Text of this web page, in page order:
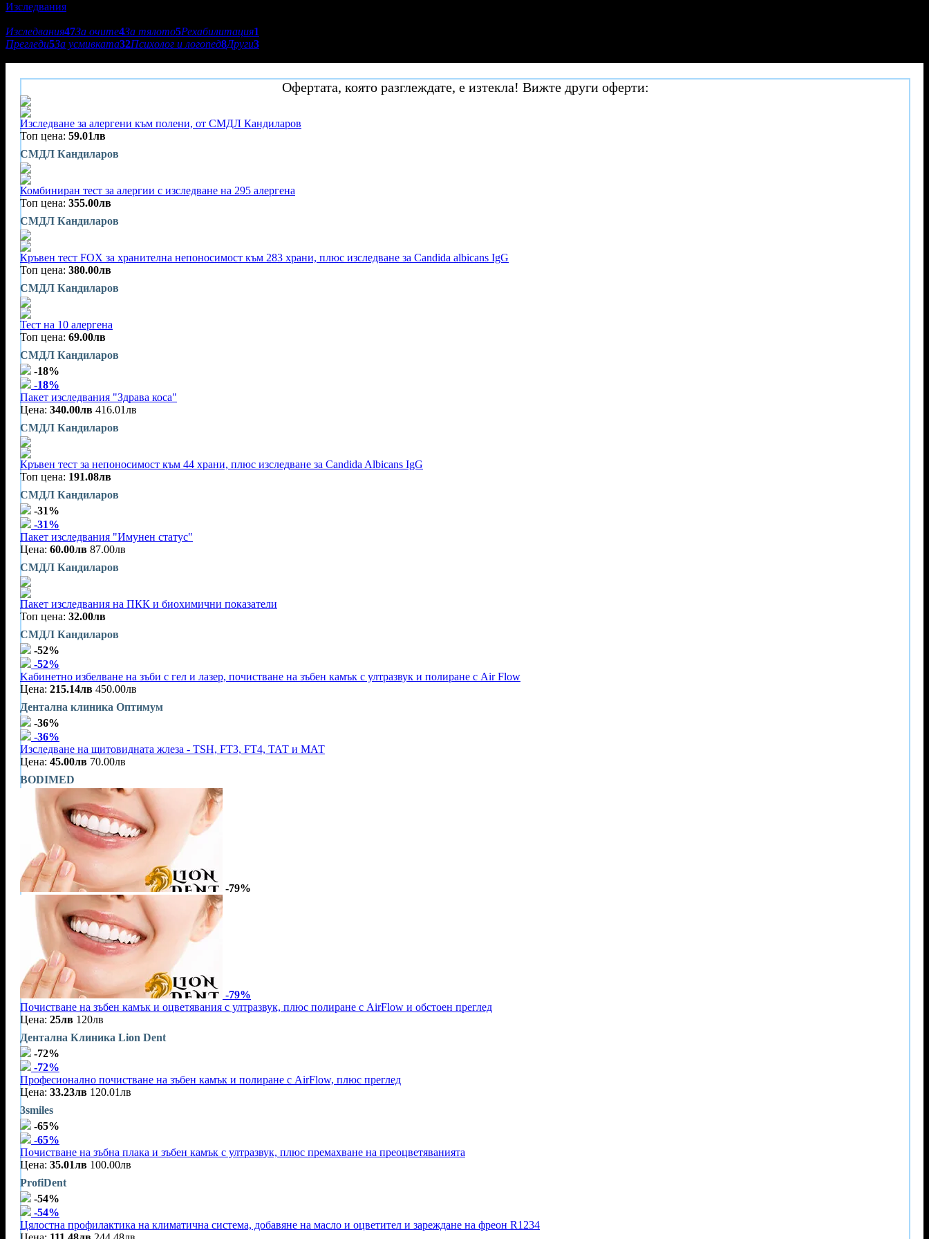
Изследвания
Изследвания47За очите4За тялото5Рехабилитация1
Прегледи5За усмивката32Психолог и логопед8Други3
Офертата, която разглеждате, е изтекла! Вижте други оферти:
Изследване за алергени към полени, от СМДЛ Кандиларов
Топ цена: 59.01лв
СМДЛ Кандиларов
Комбиниран тест за алергии с изследване на 295 алергена
Топ цена: 355.00лв
СМДЛ Кандиларов
Кръвен тест FOX за хранителна непоносимост към 283 храни, плюс изследване за Candida albicans IgG
Топ цена: 380.00лв
СМДЛ Кандиларов
Тест на 10 алергена
Топ цена: 69.00лв
СМДЛ Кандиларов
-18%
-18%
Пакет изследвания "Здрава коса"
Цена: 340.00лв 416.01лв
СМДЛ Кандиларов
Кръвен тест за непоносимост към 44 храни, плюс изследване за Candida Albicans IgG
Топ цена: 191.08лв
СМДЛ Кандиларов
-31%
-31%
Пакет изследвания "Имунен статус"
Цена: 60.00лв 87.00лв
СМДЛ Кандиларов
Пакет изследвания на ПКК и биохимични показатели
Топ цена: 32.00лв
СМДЛ Кандиларов
-52%
-52%
Kабинетно избелване на зъби с гел и лазер, почистване на зъбен камък с ултразвук и полиране с Air Flow
Цена: 215.14лв 450.00лв
Дентална клиника Оптимум
-36%
-36%
Изследване на щитовидната жлеза - TSH, FT3, FT4, ТАТ и МАТ
Цена: 45.00лв 70.00лв
BODIMED
-79%
-79%
Почистване на зъбен камък и оцветявания с ултразвук, плюс полиране с AirFlow и обстоен преглед
Цена: 25лв 120лв
Дентална Клиника Lion Dent
-72%
-72%
Професионално почистване на зъбен камък и полиране с AirFlow, плюс преглед
Цена: 33.23лв 120.01лв
3smiles
-65%
-65%
Почистване на зъбна плака и зъбен камък с ултразвук, плюс премахване на преоцветяванията
Цена: 35.01лв 100.00лв
ProfiDent
-54%
-54%
Цялостна профилактика на климатична система, добавяне на масло и оцветител и зареждане на фреон R1234